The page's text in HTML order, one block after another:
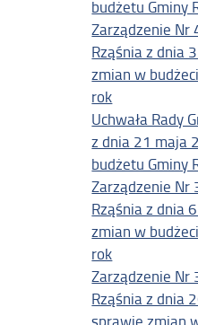
budżetu Gminy
Zarządzenie
Rząśnia z dnia
zmian w
rok
Uchwała Rady
z dnia 21 maja
budżetu Gminy
Zarządzenie
Rząśnia z dnia
zmian w
rok
Zarządzenie
Rząśnia z dnia
sprawie zmian